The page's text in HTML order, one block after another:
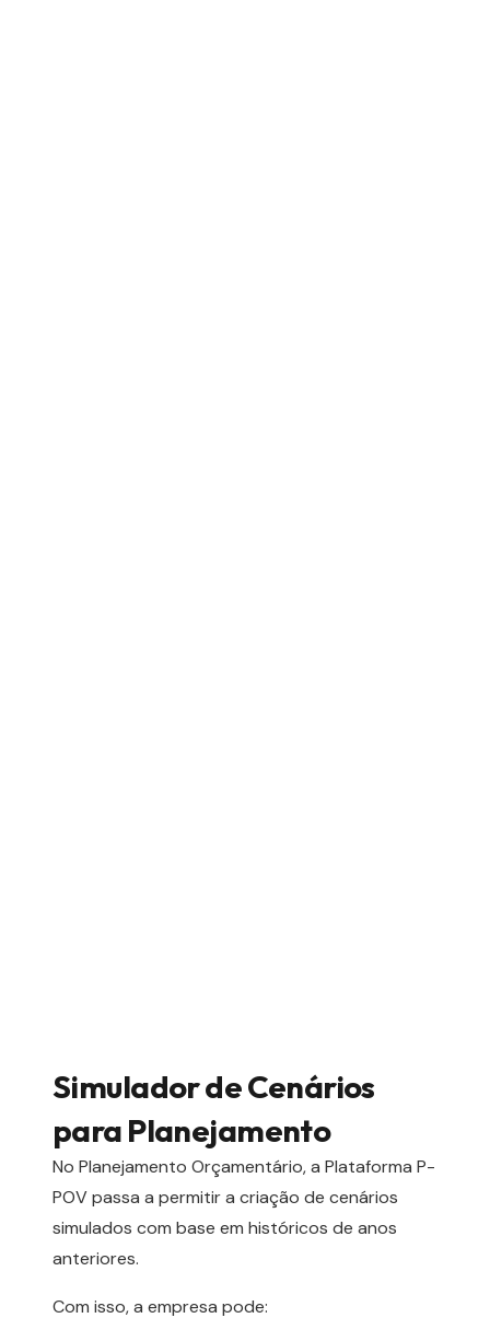
Simulador de Cenários
para Planejamento
No Planejamento Orçamentário, a Plataforma P-
POV passa a permitir a criação de cenários
simulados com base em históricos de anos
anteriores.
Com isso, a empresa pode: